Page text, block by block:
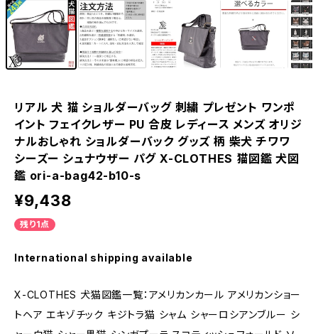
リアル 犬 猫 ショルダーバッグ 刺繍 プレゼント ワンポ
イント フェイクレザー PU 合皮 レディース メンズ オリジ
ナルおしゃれ ショルダーバック グッズ 柄 柴犬 チワワ
シーズー シュナウザー パグ X-CLOTHES 猫図鑑 犬図
鑑 ori-a-bag42-b10-s
¥9,438
残り1点
International shipping available
X-CLOTHES 犬猫図鑑一覧：アメリカンカール アメリカンショー
トヘア エキゾチック キジトラ猫 シャム シャーロシアンブルー シ